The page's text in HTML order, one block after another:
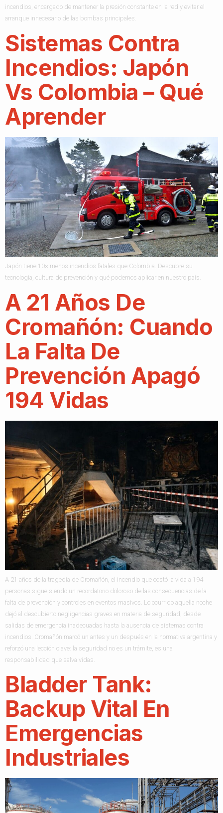
incendios, encargado de mantener la presión constante en la red y evitar el
arranque innecesario de las bombas principales.
Sistemas Contra
Incendios: Japón
Vs Colombia – Qué
Aprender
Japón tiene 10× menos incendios fatales que Colombia. Descubre su
tecnología, cultura de prevención y qué podemos aplicar en nuestro país.
A 21 Años De
Cromañón: Cuando
La Falta De
Prevención Apagó
194 Vidas
A 21 años de la tragedia de Cromañón, el incendio que costó la vida a 194
personas sigue siendo un recordatorio doloroso de las consecuencias de la
falta de prevención y controles en eventos masivos. Lo ocurrido aquella noche
dejó al descubierto negligencias graves en materia de seguridad, desde
salidas de emergencia inadecuadas hasta la ausencia de sistemas contra
incendios. Cromañón marcó un antes y un después en la normativa argentina y
reforzó una lección clave: la seguridad no es un trámite, es una
responsabilidad que salva vidas.
Bladder Tank:
Backup Vital En
Emergencias
Industriales